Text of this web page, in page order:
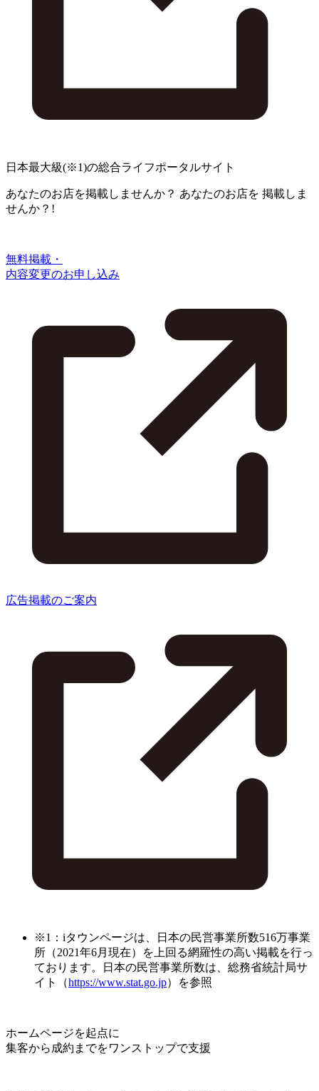
日本最大級(※1)の総合ライフポータルサイト
あなたのお店を掲載しませんか？ あなたのお店を 掲載しま
せんか？!
無料掲載・
内容変更のお申し込み
広告掲載のご案内
※1：iタウンページは、日本の民営事業所数516万事業
所（2021年6月現在）を上回る網羅性の高い掲載を行っ
ております。日本の民営事業所数は、総務省統計局サ
イト（https://www.stat.go.jp）を参照
ホームページを起点に
集客から成約までをワンストップで支援